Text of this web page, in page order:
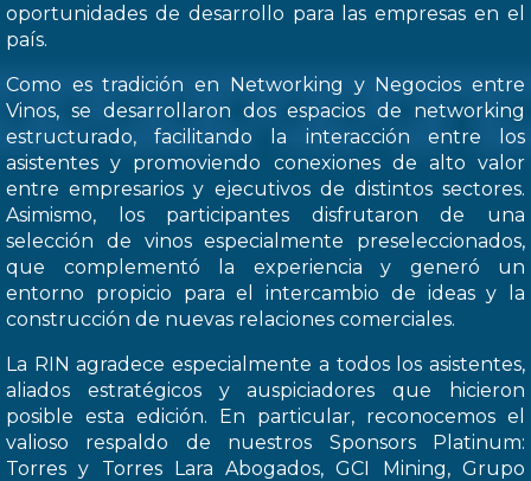
oportunidades de desarrollo para las empresas en el
país.
Como es tradición en Networking y Negocios entre
Vinos, se desarrollaron dos espacios de networking
estructurado, facilitando la interacción entre los
asistentes y promoviendo conexiones de alto valor
entre empresarios y ejecutivos de distintos sectores.
Asimismo, los participantes disfrutaron de una
selección de vinos especialmente preseleccionados,
que complementó la experiencia y generó un
entorno propicio para el intercambio de ideas y la
construcción de nuevas relaciones comerciales.
La RIN agradece especialmente a todos los asistentes,
aliados estratégicos y auspiciadores que hicieron
posible esta edición. En particular, reconocemos el
valioso respaldo de nuestros Sponsors Platinum:
Torres y Torres Lara Abogados, GCI Mining, Grupo